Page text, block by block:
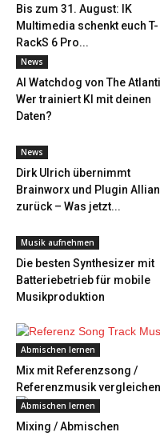
Bis zum 31. August: IK
Multimedia schenkt euch T-
RackS 6 Pro...
News
AI Watchdog von The
Wer trainiert KI mit deinen
Daten?
News
Dirk Ulrich übernimmt
Brainworx und Plugin
zurück – Was jetzt...
Musik aufnehmen
Die besten Synthesizer mit
Batteriebetrieb für mobile
Musikproduktion
Abmischen lernen
Mix mit Referenzsong /
Referenzmusik vergleichen
Abmischen lernen
Mixing / Abmischen